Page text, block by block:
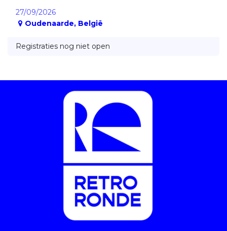
27/09/2026
Oudenaarde, België
Registraties nog niet open